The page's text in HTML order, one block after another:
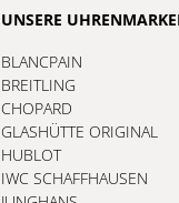
UNSERE
BLANCPAIN
BREITLING
CHOPARD
GLASHÜTTE ORIGINAL
HUBLOT
IWC SCHAFFHAUSEN